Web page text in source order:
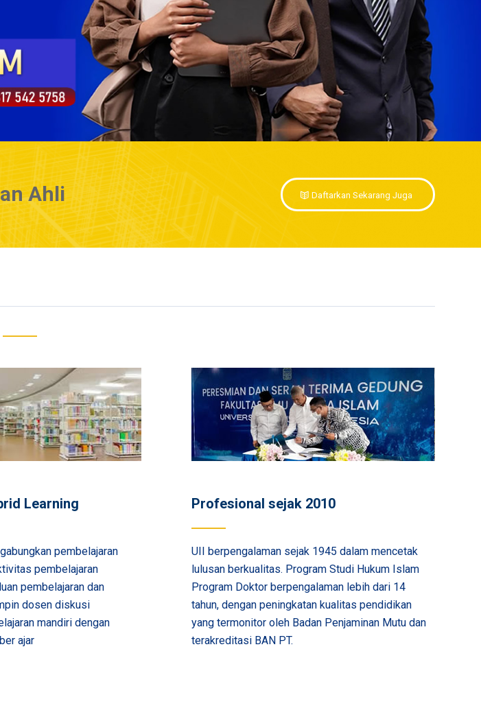
Ahli Daftarkan Sekarang Juga
Learning
pembelajaran
pembelajaran
pembelajaran dan
dosen diskusi
mandiri dengan
ajar
Profesional sejak 2010
UII berpengalaman sejak 1945 dalam mencetak
lulusan berkualitas. Program Studi Hukum Islam
Program Doktor berpengalaman lebih dari 14
tahun, dengan peningkatan kualitas pendidikan
yang termonitor oleh Badan Penjaminan Mutu dan
terakreditasi BAN PT.